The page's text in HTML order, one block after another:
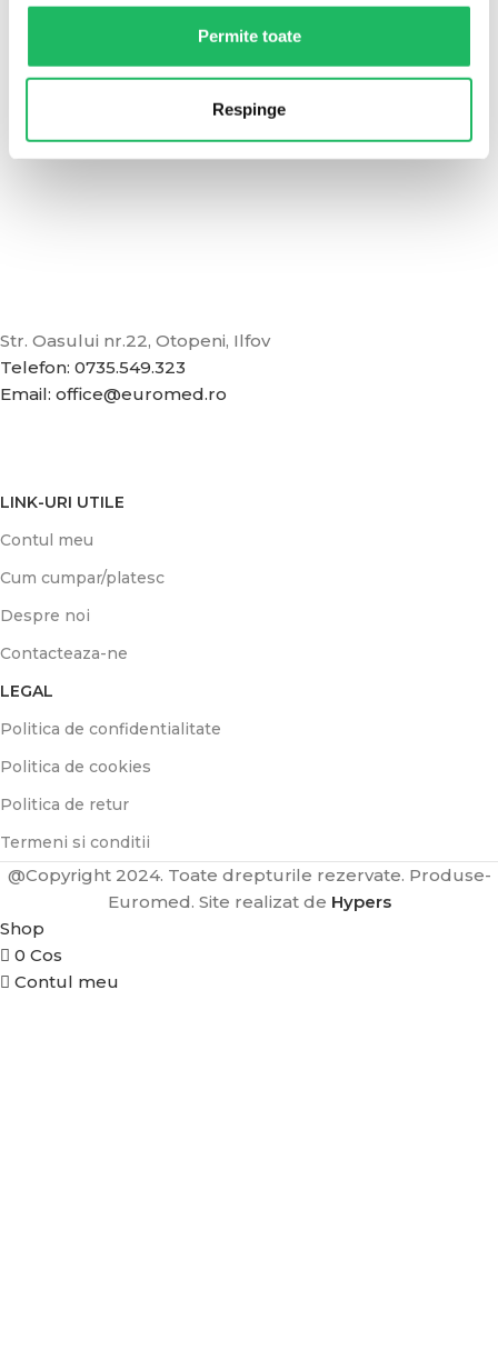
Permite toate
Respinge
Str. Oasului nr.22, Otopeni, Ilfov
Telefon: 0735.549.323
Email: office@euromed.ro
LINK-URI UTILE
Contul meu
Cum cumpar/platesc
Despre noi
Contacteaza-ne
LEGAL
Politica de confidentialitate
Politica de cookies
Politica de retur
Termeni si conditii
@Copyright 2024. Toate drepturile rezervate. Produse-
Euromed. Site realizat de Hypers
Shop
0 Cos
Contul meu